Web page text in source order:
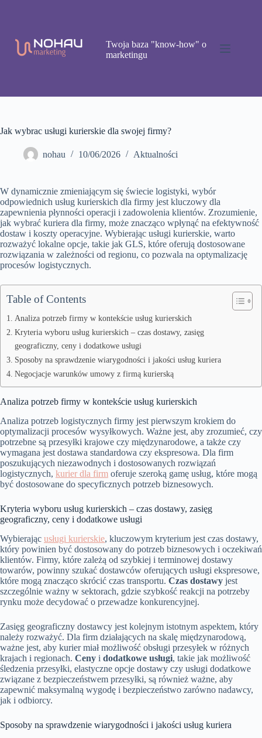
Twoja baza "know-how" o
marketingu
Jak wybrac usługi kurierskie dla swojej firmy?
nohau 10/06/2026 Aktualności
W dynamicznie zmieniającym się świecie logistyki, wybór
odpowiednich usług kurierskich dla firmy jest kluczowy dla
zapewnienia płynności operacji i zadowolenia klientów. Zrozumienie,
jak wybrać kuriera dla firmy, może znacząco wpłynąć na efektywność
dostaw i koszty operacyjne. Wybierając usługi kurierskie, warto
rozważyć lokalne opcje, takie jak GLS, które oferują dostosowane
rozwiązania w zależności od regionu, co pozwala na optymalizację
procesów logistycznych.
Table of Contents
Analiza potrzeb firmy w kontekście usług kurierskich
Kryteria wyboru usług kurierskich – czas dostawy, zasięg
geograficzny, ceny i dodatkowe usługi
Sposoby na sprawdzenie wiarygodności i jakości usług kuriera
Negocjacje warunków umowy z firmą kurierską
Analiza potrzeb firmy w kontekście usług kurierskich
Analiza potrzeb logistycznych firmy jest pierwszym krokiem do
optymalizacji procesów wysyłkowych. Ważne jest, aby zrozumieć, czy
potrzebne są przesyłki krajowe czy międzynarodowe, a także czy
wymagana jest dostawa standardowa czy ekspresowa. Dla firm
poszukujących niezawodnych i dostosowanych rozwiązań
logistycznych, kurier dla firm oferuje szeroką gamę usług, które mogą
być dostosowane do specyficznych potrzeb biznesowych.
Kryteria wyboru usług kurierskich – czas dostawy, zasięg
geograficzny, ceny i dodatkowe usługi
Wybierając usługi kurierskie, kluczowym kryterium jest czas dostawy,
który powinien być dostosowany do potrzeb biznesowych i oczekiwań
klientów. Firmy, które zależą od szybkiej i terminowej dostawy
towarów, powinny szukać dostawców oferujących usługi ekspresowe,
które mogą znacząco skrócić czas transportu. Czas dostawy jest
szczególnie ważny w sektorach, gdzie szybkość reakcji na potrzeby
rynku może decydować o przewadze konkurencyjnej.
Zasięg geograficzny dostawcy jest kolejnym istotnym aspektem, który
należy rozważyć. Dla firm działających na skalę międzynarodową,
ważne jest, aby kurier miał możliwość obsługi przesyłek w różnych
krajach i regionach. Ceny i dodatkowe usługi, takie jak możliwość
śledzenia przesyłki, elastyczne opcje dostawy czy usługi dodatkowe
związane z bezpieczeństwem przesyłki, są również ważne, aby
zapewnić maksymalną wygodę i bezpieczeństwo zarówno nadawcy,
jak i odbiorcy.
Sposoby na sprawdzenie wiarygodności i jakości usług kuriera